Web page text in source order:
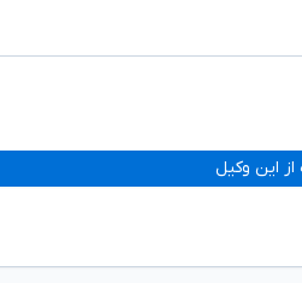
این وکیل